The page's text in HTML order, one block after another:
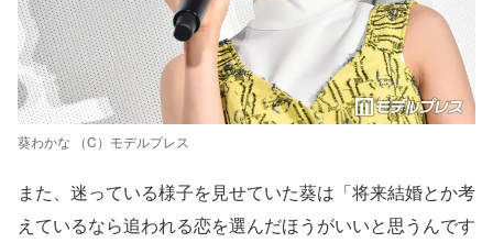
葵わかな （C）モデルプレス
また、迷っている様子を見せていた葵は「将来結婚とか考
えているなら追われる恋を選んだほうがいいと思うんです